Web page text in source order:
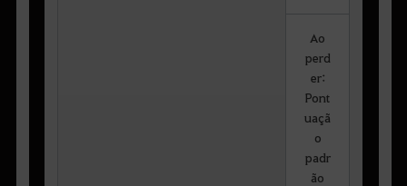
Ao
perd
er:
Pont
uaçã
o
padr
ão